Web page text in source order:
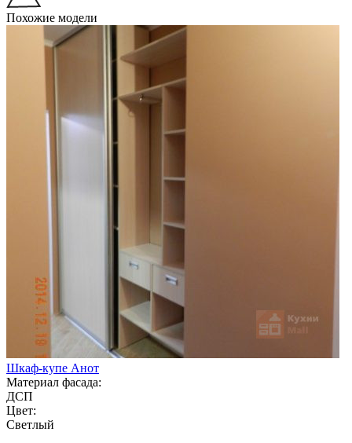
Похожие модели
Шкаф-купе Анот
Материал фасада:
ДСП
Цвет:
Светлый